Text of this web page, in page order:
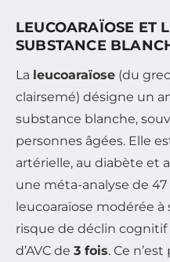
LEUCOARAÏOSE ET
SUBSTANCE
La leucoaraïose (du grec
clairsemé) désigne un
substance blanche,
personnes âgées. Elle
artérielle, au diabète et
une méta-analyse de
leucoaraïose modérée
risque de déclin cognitif
d’AVC de 3 fois. Ce